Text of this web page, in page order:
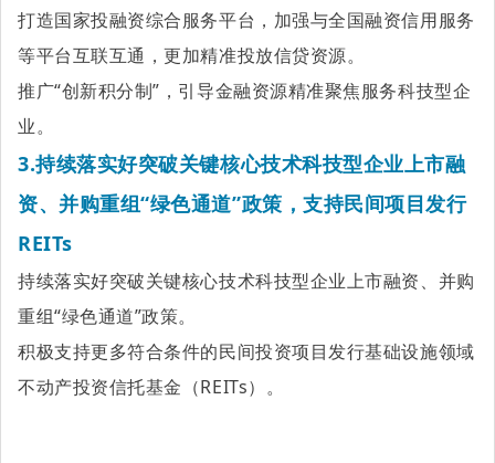
打造国家投融资综合服务平台，加强与全国融资信用服务
等平台互联互通，更加精准投放信贷资源。
推广“创新积分制”，引导金融资源精准聚焦服务科技型企
业。
3.持续落实好突破关键核心技术科技型企业 上市融
资、并购重组“绿色通道”政策，支持民间项目发行
REITs
持续落实好突破关键核心技术科技型企业上市融资、并购
重组“绿色通道”政策。
积极支持更多符合条件的民间投资项目发行基础设施领域
不动产投资信托基金（REITs）。